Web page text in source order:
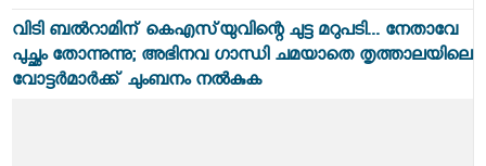
വിടി ബല്‍റാമിന് കെഎസ്‌യുവിന്റെ ചുട്ട മറുപടി... നേതാവേ
പുച്ഛം തോന്നുന്നു; അഭിനവ ഗാന്ധി ചമയാതെ തൃത്താലയിലെ
വോട്ടര്‍മാര്‍ക്ക് ചുംബനം നല്‍കുക